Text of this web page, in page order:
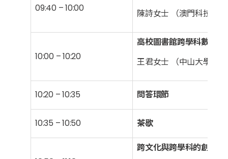
09:40 – 10:00
陳詩女士 （澳門科技大
10:00 – 10:20
高校圖書館跨學科數智
王君女士 （中山大學圖
10:20 – 10:35 問答環節
10:35 – 10:50 茶歇
跨文化與跨學科的創新